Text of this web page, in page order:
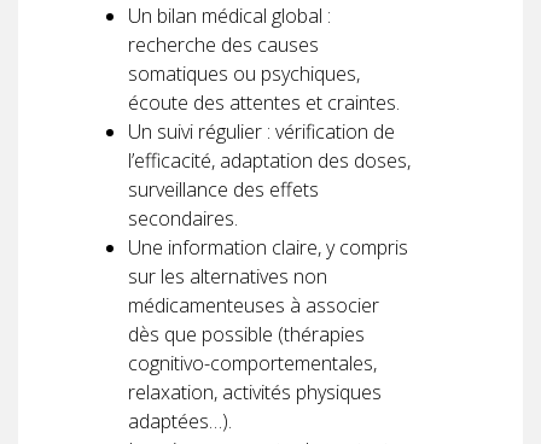
Un bilan médical global :
recherche des causes
somatiques ou psychiques,
écoute des attentes et craintes.
Un suivi régulier : vérification de
l’efficacité, adaptation des doses,
surveillance des effets
secondaires.
Une information claire, y compris
sur les alternatives non
médicamenteuses à associer
dès que possible (thérapies
cognitivo-comportementales,
relaxation, activités physiques
adaptées…).